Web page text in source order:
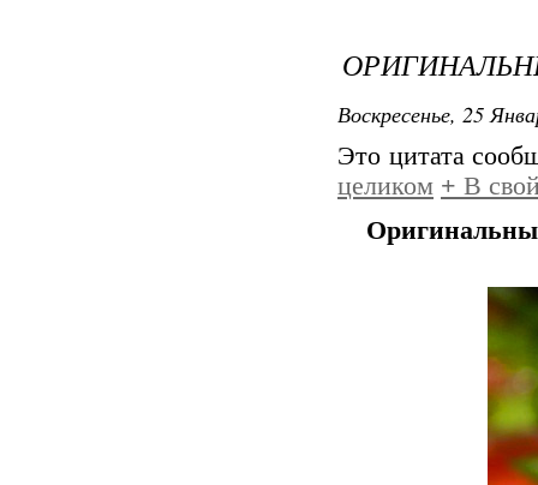
Воскресенье, 25
Это цитата
целиком + В